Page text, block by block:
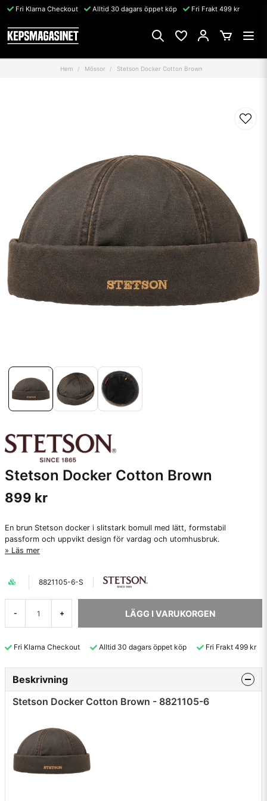
Fri Klarna Checkout Alltid 30 dagars öppet köp Fri Frakt 499 kr
Hem Mössor Stetson Docker Cotton Brown
Stetson Docker Cotton Brown
899 kr
En brun Stetson docker i slitstark bomull med lätt, formstabil
passform och uppvikt design för vardag och utomhusbruk.
Läs mer
8821105-6-S
- + LÄGG I VARUKORGEN
Fri Klarna Checkout Alltid 30 dagars öppet köp Fri Frakt 499 kr
Beskrivning
Stetson Docker Cotton Brown - 8821105-6